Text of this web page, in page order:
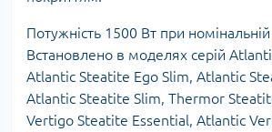
Потужність 1500 Вт при
Встановлено в моделях серій
Atlantic Steatite Ego Slim, Atlantic
Atlantic Steatite Slim, Thermor
Vertigo Steatite Essential, Atlantic